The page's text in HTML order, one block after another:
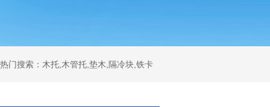
热门搜索：木托,木管托,垫木,隔冷块,铁卡